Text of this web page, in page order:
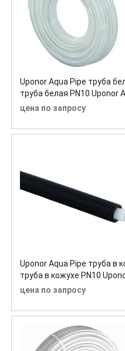
Uponor Aqua Pipe труба
труба белая PN10 Uponor
цена по запросу
Uponor Aqua Pipe труба в
труба в кожухе PN10
PN10
цена по запросу